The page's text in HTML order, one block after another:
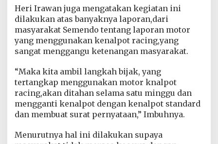
Heri Irawan juga mengatakan kegiatan ini
dilakukan atas banyaknya laporan,dari
masyarakat Semendo tentang laporan motor
yang menggunakan kenalpot racing,yang
sangat menggangu ketenangan masyarakat.
“Maka kita ambil langkah bijak, yang
tertangkap menggunakan motor knalpot
racing,akan ditahan selama satu minggu dan
mengganti kenalpot dengan kenalpot standard
dan membuat surat pernyataan,” Imbuhnya.
Menurutnya hal ini dilakukan supaya